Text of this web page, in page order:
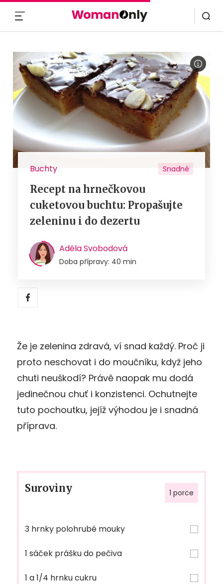
Buchty Snadné
Recept na hrnečkovou
cuketovou buchtu: Propašujte
zeleninu i do dezertu
Adéla Svobodová
Doba přípravy: 40 min
Že je zelenina zdravá, ví snad každý. Proč ji
proto neschovat i do moučníku, když jeho
chuti neuškodí? Právě naopak mu dodá
jedinečnou chuť i konzistenci. Ochutnejte
tuto pochoutku, jejíž výhodou je i snadná
příprava.
Suroviny 1 porce
3 hrnky polohrubé mouky
1 sáček prášku do pečiva
1 a 1/4 hrnku cukru